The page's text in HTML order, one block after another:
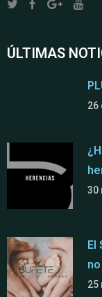
ÚLTIMAS
26
30
25